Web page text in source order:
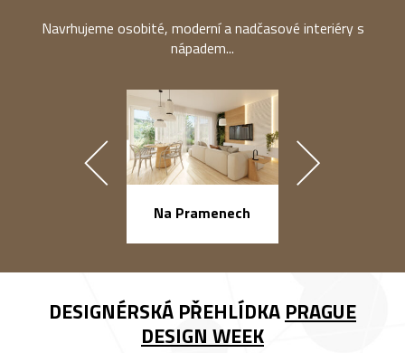
Navrhujeme osobité, moderní a nadčasové interiéry s
nápadem...
Na Pramenech
DESIGNÉRSKÁ PŘEHLÍDKA PRAGUE
DESIGN WEEK